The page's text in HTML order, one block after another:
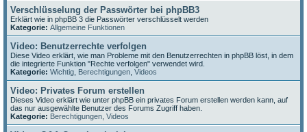
Verschlüsselung der Passwörter bei phpBB3
Erklärt wie in phpBB 3 die Passwörter verschlüsselt werden
Kategorie: Allgemeine Funktionen
Video: Benutzerrechte verfolgen
Diese Video erklärt, wie man Probleme mit den Benutzerrechten in phpBB löst, in dem
die integrierte Funktion "Rechte verfolgen" verwendet wird.
Kategorie: Wichtig Berechtigungen Videos
Video: Privates Forum erstellen
Dieses Video erklärt wie unter phpBB ein privates Forum erstellen werden kann, auf
das nur ausgewählte Benutzer des Forums Zugriff haben.
Kategorie: Berechtigungen Videos